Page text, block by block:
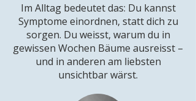
Im Alltag bedeutet das: Du kannst
Symptome einordnen, statt dich zu
sorgen. Du weisst, warum du in
gewissen Wochen Bäume ausreisst –
und in anderen am liebsten
unsichtbar wärst.